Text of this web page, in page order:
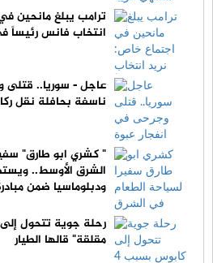
ترامب يبلغ مانحين
انتخاب فانس رئيساً في
عاجل - سوريا.. قتلى
ناسفة بحافلة نقل
" كشري ابو طارق"
ودبلوماسيا ضمن
مقلقة" قالها الطيار